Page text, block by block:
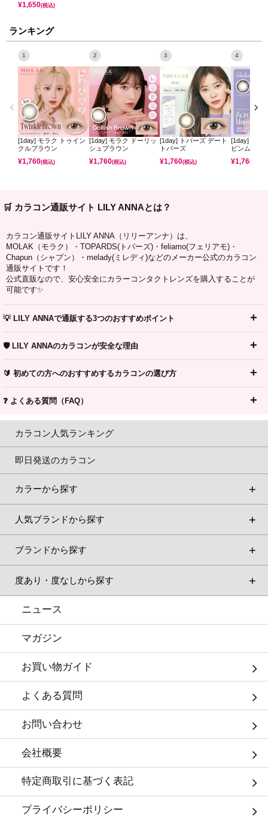
¥1,650(税込)
ランキング
1
[1day] モラク トゥイン
クルブラウン
¥1,760(税込)
2
[1day] モラク ドーリッ
シュブラウン
¥1,760(税込)
3
[1day] トパーズ デート
トパーズ
¥1,760(税込)
4
[1day] ミレ
ピンムーン
¥1,760
🛒 カラコン通販サイト LILY ANNAとは？
カラコン通販サイトLILY ANNA（リリーアンナ）は、
MOLAK（モラク）・TOPARDS(トパーズ)・feliamo(フェリアモ)・
Chapun（シャプン）・melady(ミレディ)などのメーカー公式のカラコン
通販サイトです！
公式直販なので、安心安全にカラーコンタクトレンズを購入することが
可能です✨
💡 LILY ANNAで通販する3つのおすすめポイント
🛡️ LILY ANNAのカラコンが安全な理由
🔰 初めての方へのおすすめするカラコンの選び方
❓ よくある質問（FAQ）
カラコン人気ランキング
即日発送のカラコン
カラーから探す
人気ブランドから探す
ブランドから探す
度あり・度なしから探す
ニュース
マガジン
お買い物ガイド
よくある質問
お問い合わせ
会社概要
特定商取引に基づく表記
プライバシーポリシー